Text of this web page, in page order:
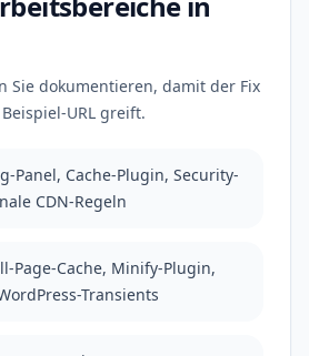
Sie dokumentieren, damit der Fix
URL greift.
Panel, Cache-Plugin, Security-
CDN-Regeln
Page-Cache, Minify-Plugin,
Transients